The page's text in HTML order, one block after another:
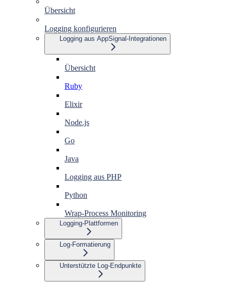
Übersicht
Logging konfigurieren
Logging aus AppSignal-Integrationen
Übersicht
Ruby
Elixir
Node.js
Go
Java
Logging aus PHP
Python
Wrap-Process Monitoring
Logging-Plattformen
Log-Formatierung
Unterstützte Log-Endpunkte